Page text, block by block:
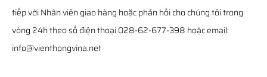
tiếp với Nhân viên giao hàng hoặc phản hồi cho chúng tôi trong
vòng 24h theo số điện thoại 028-62-677-398 hoặc email:
info@vienthongvina.net